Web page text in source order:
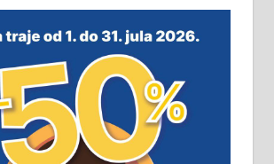
кућа површине 160
од 8 ари у Зеленом
Могућа
21-63-584
ОГЛАСИ